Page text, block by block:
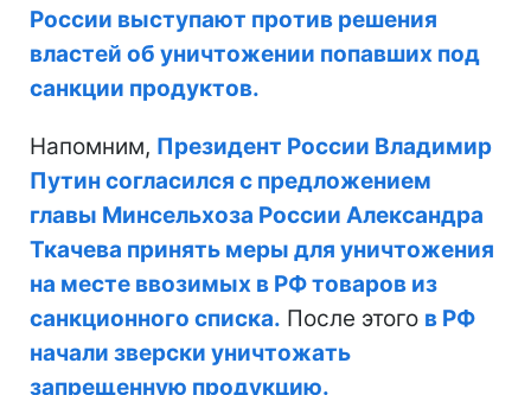
России выступают против решения
властей об уничтожении попавших под
санкции продуктов.
Напомним, Президент России Владимир
Путин согласился с предложением
главы Минсельхоза России Александра
Ткачева принять меры для уничтожения
на месте ввозимых в РФ товаров из
санкционного списка. После этого в РФ
начали зверски уничтожать
запрещенную продукцию.